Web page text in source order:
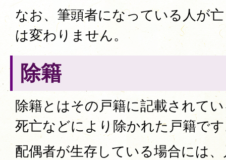
なお、筆頭者になっている人が
は変わりません。
除籍
除籍とはその戸籍に記載されて
死亡などにより除かれた戸籍で
配偶者が生存している場合には